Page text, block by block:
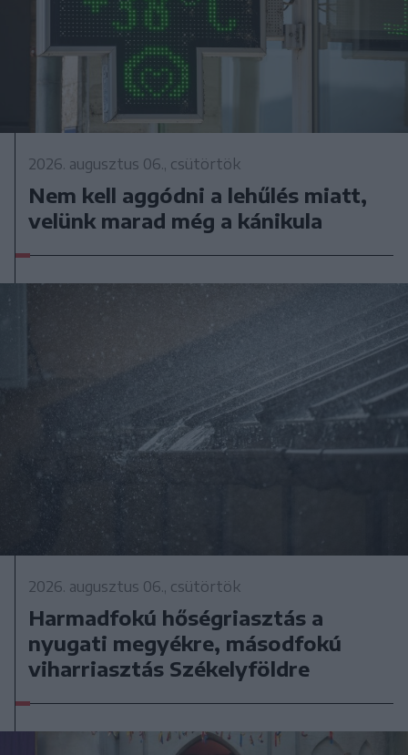
2026. augusztus 06., csütörtök
Nem kell aggódni a lehűlés miatt,
velünk marad még a kánikula
2026. augusztus 06., csütörtök
Harmadfokú hőségriasztás a
nyugati megyékre, másodfokú
viharriasztás Székelyföldre